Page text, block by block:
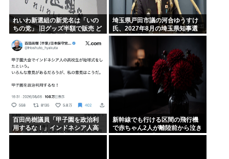
れいわ新選組の新党名は「いの
ちの党」 旧グッズ半額で販売 ど
埼玉県戸田市議の河合ゆうすけ
氏、2027年8月の埼玉県知事選
への立候補を表明
百田尚樹議員「甲子園を政治利
用するな！」インドネシア人高
校生の始球式に苦言www
新幹線でも行ける区間の飛行機
で赤ちゃん2人が離陸前から泣き
続け、両親は「あはは〜困っち